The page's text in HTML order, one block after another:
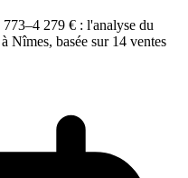
279 € : l'analyse du
Nîmes, basée sur 14 ventes